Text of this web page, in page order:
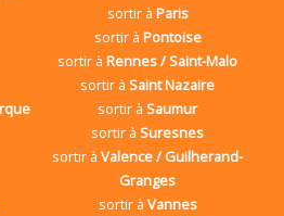
sortir à Paris
sortir à Pontoise
sortir àRennes / Saint-Malo
sortir àSaint Nazaire
sortir àSaumur
sortir àSuresnes
sortir àValence / Guilherand-
Granges
sortir à Vannes